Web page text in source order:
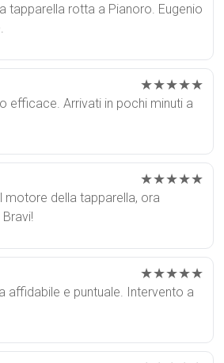
tapparella rotta a Pianoro. Eugenio
★★★★★
efficace. Arrivati in pochi minuti a
★★★★★
motore della tapparella, ora
★★★★★
affidabile e puntuale. Intervento a